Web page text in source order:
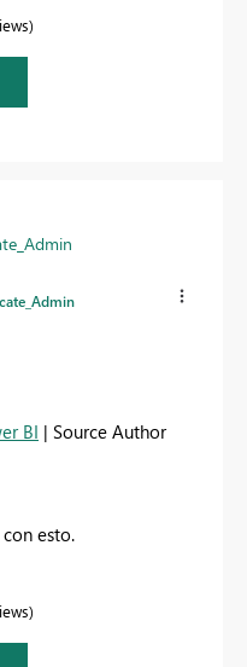
BI | Source Author
esto.